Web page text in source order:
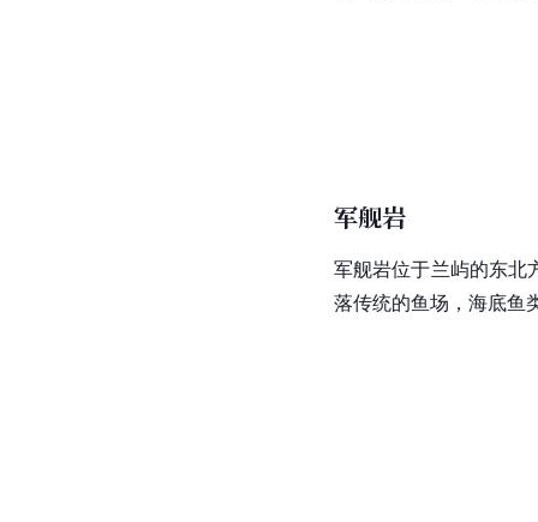
军舰岩
军舰岩位于兰屿的东北
落传统的鱼场，海底鱼